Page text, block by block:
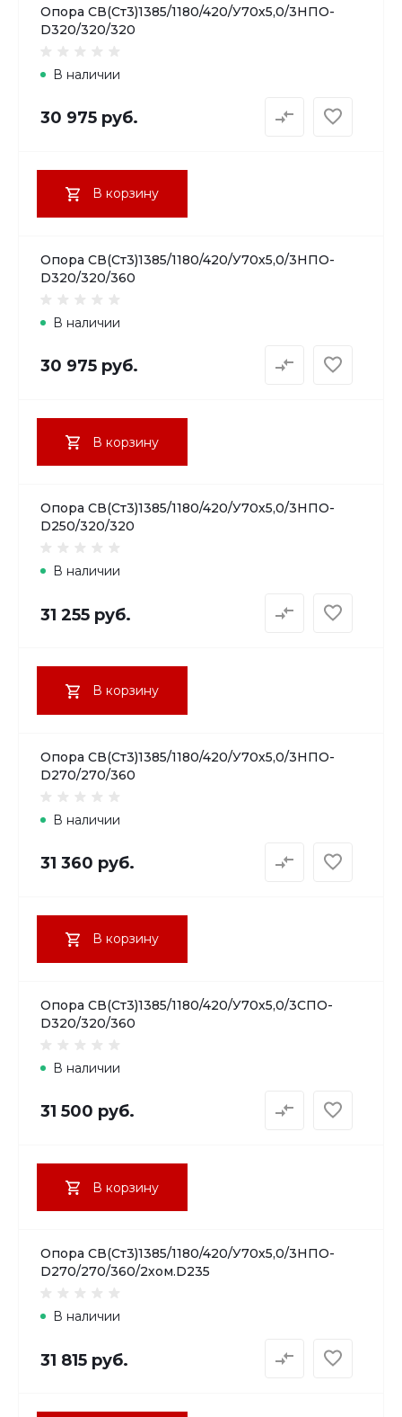
Опора СВ(Ст3)1385/1180/420/У70х5,0/3НПО-
D320/320/320
В наличии
30 975 руб.
В корзину
Опора СВ(Ст3)1385/1180/420/У70х5,0/3НПО-
D320/320/360
В наличии
30 975 руб.
В корзину
Опора СВ(Ст3)1385/1180/420/У70х5,0/3НПО-
D250/320/320
В наличии
31 255 руб.
В корзину
Опора СВ(Ст3)1385/1180/420/У70х5,0/3НПО-
D270/270/360
В наличии
31 360 руб.
В корзину
Опора СВ(Ст3)1385/1180/420/У70х5,0/3СПО-
D320/320/360
В наличии
31 500 руб.
В корзину
Опора СВ(Ст3)1385/1180/420/У70х5,0/3НПО-
D270/270/360/2хом.D235
В наличии
31 815 руб.